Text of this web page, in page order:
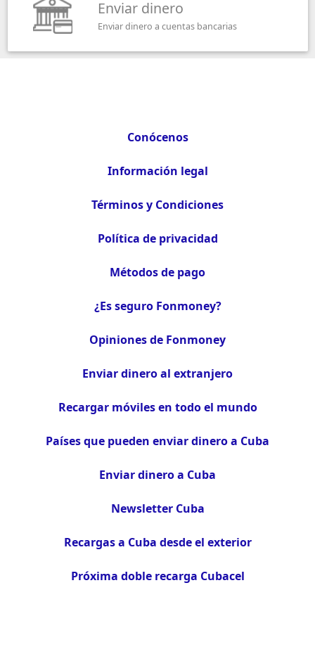
Enviar dinero
Enviar dinero a cuentas bancarias
Conócenos
Información legal
Términos y Condiciones
Política de privacidad
Métodos de pago
¿Es seguro Fonmoney?
Opiniones de Fonmoney
Enviar dinero al extranjero
Recargar móviles en todo el mundo
Países que pueden enviar dinero a Cuba
Enviar dinero a Cuba
Newsletter Cuba
Recargas a Cuba desde el exterior
Próxima doble recarga Cubacel